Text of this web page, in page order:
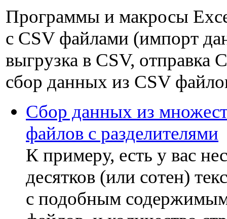
Программы и макросы
с CSV файлами (импорт
выгрузка в CSV, отправка
сбор данных из CSV
Сбор данных из
файлов с разделителями
К примеру, есть у вас
десятков (или сотен)
с подобным